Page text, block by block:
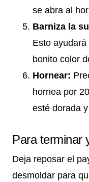
se abra al
Barniza la
Esto
bonito color
Hornear:
hornea por
esté dorada
Para terminar
Deja reposar el
desmoldar para